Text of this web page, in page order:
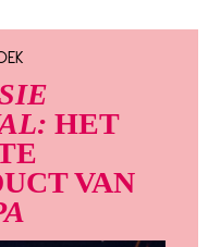
HET
VAN